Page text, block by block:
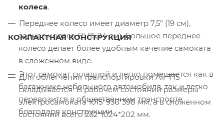
колеса.
Переднее колесо имеет диаметр 7,5” (19 см),
заднее колесо 6“ (15,24 см). Большое переднее
колесо делает более удобным качение самоката
в сложенном виде.
Для облегчения транспортировки Air T15
складывается! В рабочем состоянии размеры
электросамоката 1015*936*398 мм, а в сложенном
состоянии всего 232*1024*202 мм.
КОМПАКТНАЯ КОНСТРУКЦИЯ
Этот самокат складной и легко помещается как в
багажнике небольшого автомобиля, так и легко
перевозится в общественном транспорте
благодаря конструкции.